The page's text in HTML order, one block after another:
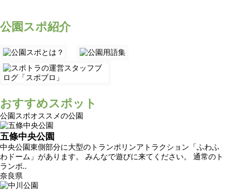
公園スポ紹介
おすすめスポット
公園スポオススメの公園
五條中央公園
中央公園東側部分に大型のトランポリンアトラクション「ふわふ
わドーム」があります。 みんなで遊びに来てください。 通常のト
ランポ..
奈良県